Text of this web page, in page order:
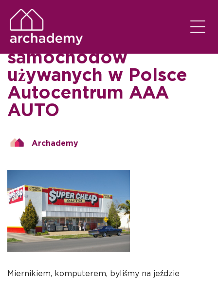
FOREX TRADING
Największy wybór
samochodów
używanych w Polsce
Autocentrum AAA
AUTO
Archademy
Miernikiem, komputerem, byliśmy na jeździe